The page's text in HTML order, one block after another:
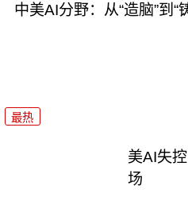
中美AI分野：从“造脑”到“
最热
美AI失
场